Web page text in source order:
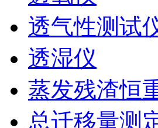
透气性测试
透湿仪
蒸发残渣恒
总迁移量测